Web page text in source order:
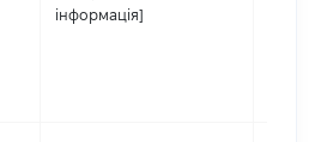
інформація]